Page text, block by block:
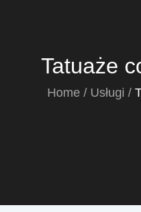
Tatuaże
Home Usługi